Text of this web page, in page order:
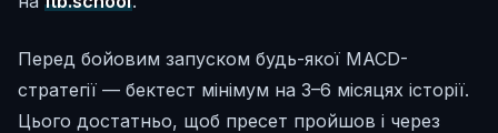
Перед бойовим запуском будь-якої MACD-
стратегії — бектест мінімум на 3–6 місяцях історії.
Цього достатньо, щоб пресет пройшов і через